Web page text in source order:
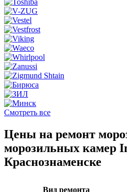
Смотреть все
Цены на ремонт
морозильных камер
Краснознаменске
Вид ремонта